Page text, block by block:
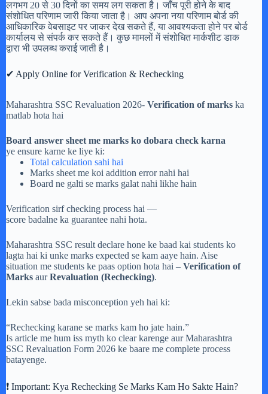
लगभग 20 से 30 दिनों का समय लग सकता है। जाँच पूरी होने के बाद
संशोधित परिणाम जारी किया जाता है। आप अपना नया परिणाम बोर्ड की
आधिकारिक वेबसाइट पर जाकर देख सकते हैं, या आवश्यकता होने पर बोर्ड
कार्यालय से संपर्क कर सकते हैं। कुछ मामलों में संशोधित मार्कशीट डाक
द्वारा भी उपलब्ध कराई जाती है।
✔ Apply Online for Verification & Rechecking
Maharashtra SSC Revaluation 2026- Verification of marks ka
matlab hota hai
Board answer sheet me marks ko dobara check karna
ye ensure karne ke liye ki:
Total calculation sahi hai
Marks sheet me koi addition error nahi hai
Board ne galti se marks galat nahi likhe hain
Verification sirf checking process hai —
score badalne ka guarantee nahi hota.
Maharashtra SSC result declare hone ke baad kai students ko
lagta hai ki unke marks expected se kam aaye hain. Aise
situation me students ke paas option hota hai – Verification of
Marks aurRevaluation (Rechecking).
Lekin sabse bada misconception yeh hai ki:
“Rechecking karane se marks kam ho jate hain.”
Is article me hum iss myth ko clear karenge aur Maharashtra
SSC Revaluation Form 2026 ke baare me complete process
batayenge.
❗ Important: Kya Rechecking Se Marks Kam Ho Sakte Hain?